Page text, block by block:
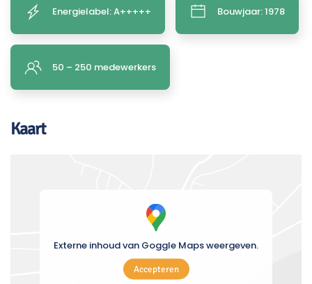
Energielabel: A+++++ Bouwjaar: 1978
50 – 250 medewerkers
Kaart
Externe inhoud van Goggle Maps weergeven.
Accepteren